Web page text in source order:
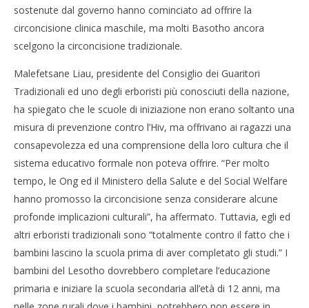
sostenute dal governo hanno cominciato ad offrire la
circoncisione clinica maschile, ma molti Basotho ancora
scelgono la circoncisione tradizionale.
Malefetsane Liau, presidente del Consiglio dei Guaritori
Tradizionali ed uno degli erboristi più conosciuti della nazione,
ha spiegato che le scuole di iniziazione non erano soltanto una
misura di prevenzione contro l’Hiv, ma offrivano ai ragazzi una
consapevolezza ed una comprensione della loro cultura che il
sistema educativo formale non poteva offrire. “Per molto
tempo, le Ong ed il Ministero della Salute e del Social Welfare
hanno promosso la circoncisione senza considerare alcune
profonde implicazioni culturali”, ha affermato. Tuttavia, egli ed
altri erboristi tradizionali sono “totalmente contro il fatto che i
bambini lascino la scuola prima di aver completato gli studi.” I
bambini del Lesotho dovrebbero completare l’educazione
primaria e iniziare la scuola secondaria all’età di 12 anni, ma